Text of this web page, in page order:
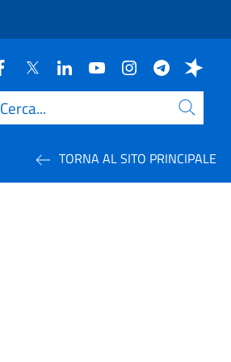
Cerca
TORNA AL SITO PRINCIPALE